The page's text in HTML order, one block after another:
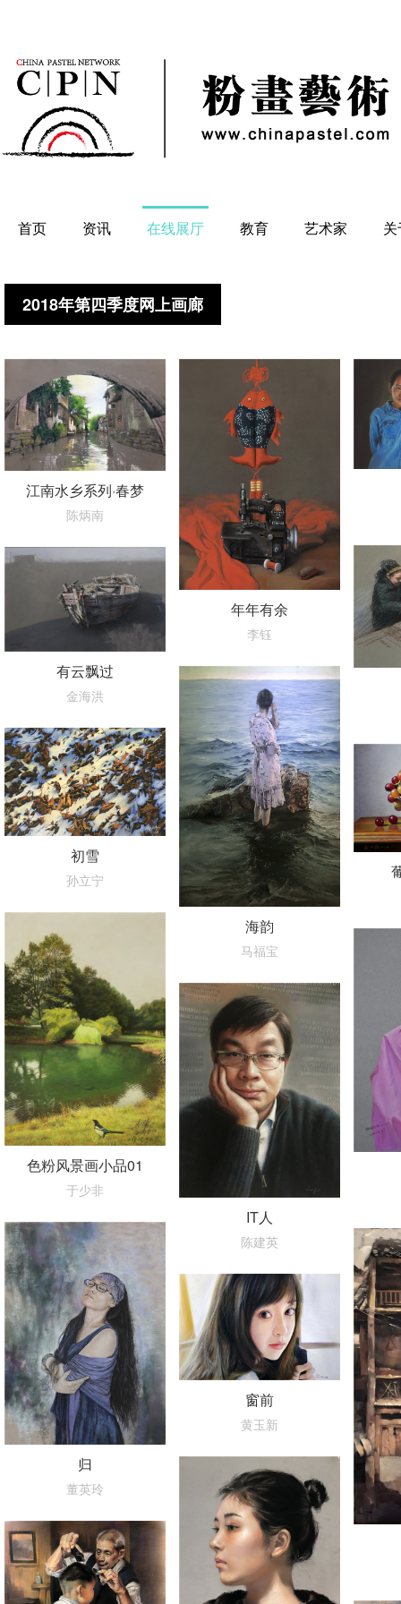
首页 资讯 在线展厅 教育 艺术家
2018年第四季度网上画廊
江南水乡系列·春梦
陈炳南
年年有余
李钰
有云飘过
金海洪
海韵
马福宝
初雪
孙立宁
色粉风景画小品01
于少非
IT人
陈建英
归
董英玲
窗前
黄玉新